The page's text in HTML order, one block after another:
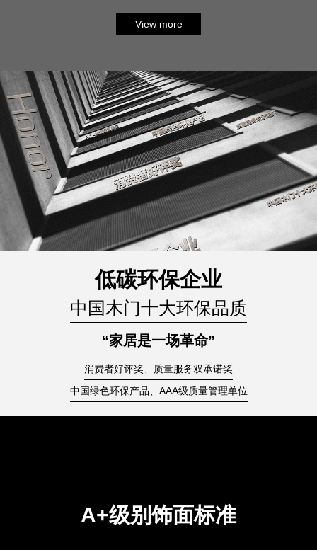
色环保装饰材料”的制造企业。本厂凭借永康门业制造基地地丰富
View more
低碳环保企业
中国木门十大环保品质
“家居是一场革命”
消费者好评奖、质量服务双承诺奖
中国绿色环保产品、AAA级质量管理单位
A+级别饰面标准